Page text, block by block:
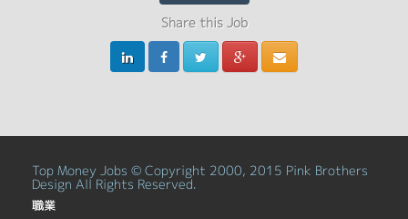
Share this Job
Top Money Jobs © Copyright 2000, 2015 Pink Brothers
Design All Rights Reserved.
職業